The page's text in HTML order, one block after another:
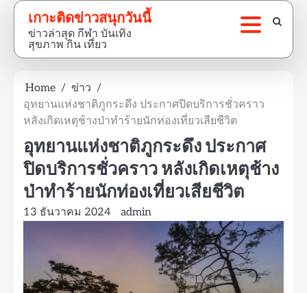
Skip
content
เกาะติดข่าวสนุกวันนี้
ข่าวล่าสุด กีฬา บันเทิง
สุขภาพ กิน เที่ยว
Home
ข่าว
อุทยานแห่งชาติภูกระดึง ประกาศปิดบริการชั่วคราว
หลังเกิดเหตุช้างป่าทำร้ายนักท่องเที่ยวเสียชีวิต
อุทยานแห่งชาติภูกระดึง ประกาศ
ปิดบริการชั่วคราว หลังเกิดเหตุช้าง
ป่าทำร้ายนักท่องเที่ยวเสียชีวิต
13 ธันวาคม 2024 admin